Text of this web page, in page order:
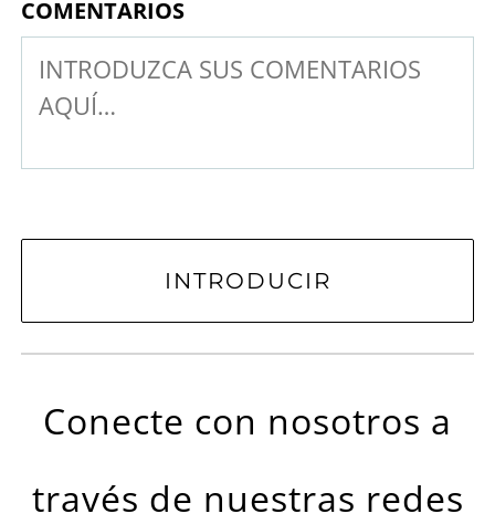
COMENTARIOS
Conecte con nosotros a
través de nuestras redes